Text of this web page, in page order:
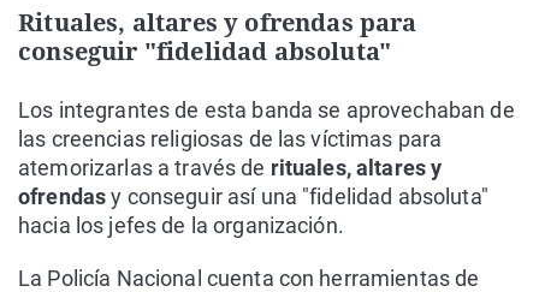
Rituales, altares y ofrendas para
conseguir "fidelidad absoluta"
Los integrantes de esta banda se aprovechaban de
las creencias religiosas de las víctimas para
atemorizarlas a través de rituales, altares y
ofrendasy conseguir así una "fidelidad absoluta"
hacia los jefes de la organización.
La Policía Nacional cuenta con herramientas de